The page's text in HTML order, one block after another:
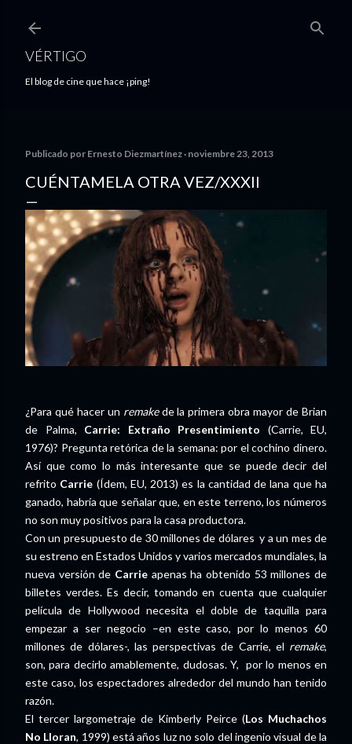
VÉRTIGO
El blog de cine que hace ¡ping!
Publicado por Ernesto Diezmartínez noviembre 23, 2013
CUÉNTAMELA OTRA VEZ/XXXII
¿Para qué hacer un remakede la primera obra mayor de Brian
de Palma, Carrie: Extraño Presentimiento (Carrie, EU,
1976)? Pregunta retórica de la semana: por el cochino dinero.
Así que como lo más interesante que se puede decir del
refrito Carrie (Ídem, EU, 2013) es la cantidad de lana que ha
ganado, habría que señalar que, en este terreno, los números
no son muy positivos para la casa productora.
Con un presupuesto de 30 millones de dólares y a un mes de
su estreno en Estados Unidos y varios mercados mundiales, la
nueva versión de Carrie apenas ha obtenido 53 millones de
billetes verdes. Es decir, tomando en cuenta que cualquier
película de Hollywood necesita el doble de taquilla para
empezar a ser negocio –en este caso, por lo menos 60
millones de dólares-, las perspectivas de Carrie, el remake,
son, para decirlo amablemente, dudosas. Y, por lo menos en
este caso, los espectadores alrededor del mundo han tenido
razón.
El tercer largometraje de Kimberly Peirce (Los Muchachos
No Lloran, 1999) está años luz no solo del ingenio visual de la